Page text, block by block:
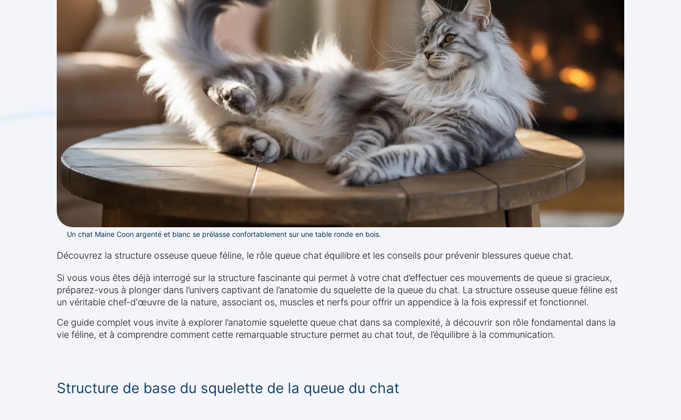
Un chat Maine Coon argenté et blanc se prélasse confortablement sur une table ronde en bois.
Découvrez la structure osseuse queue féline, le rôle queue chat équilibre et les conseils pour prévenir blessures queue chat.
Si vous vous êtes déjà interrogé sur la structure fascinante qui permet à votre chat d’effectuer ces mouvements de queue si gracieux,
préparez-vous à plonger dans l’univers captivant de l’anatomie du squelette de la queue du chat. La structure osseuse queue féline est
un véritable chef-d'œuvre de la nature, associant os, muscles et nerfs pour offrir un appendice à la fois expressif et fonctionnel.
Ce guide complet vous invite à explorer l’anatomie squelette queue chat dans sa complexité, à découvrir son rôle fondamental dans la
vie féline, et à comprendre comment cette remarquable structure permet au chat tout, de l’équilibre à la communication.
Structure de base du squelette de la queue du chat